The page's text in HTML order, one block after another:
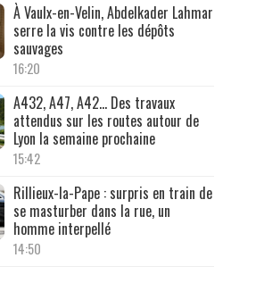
À Vaulx-en-Velin, Abdelkader Lahmar
serre la vis contre les dépôts
sauvages
16:20
A432, A47, A42… Des travaux
attendus sur les routes autour de
Lyon la semaine prochaine
15:42
Rillieux-la-Pape : surpris en train de
se masturber dans la rue, un
homme interpellé
14:50